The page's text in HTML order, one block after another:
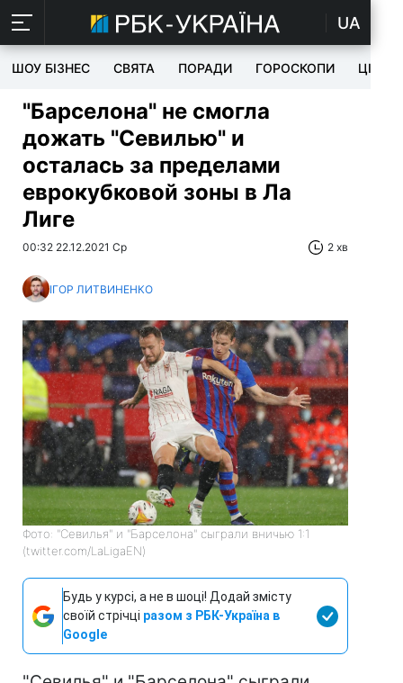
UA
ШОУ БІЗНЕС СВЯТА ПОРАДИ ГОРОСКОПИ ЦІКАВЕ
"Барселона" не смогла
дожать "Севилью" и
осталась за пределами
еврокубковой зоны в Ла
Лиге
00:32 22.12.2021 Ср 2 хв
ІГОР ЛИТВИНЕНКО
Фото: "Севилья" и "Барселона" сыграли вничью 1:1
(twitter.com/LaLigaEN)
Будь у курсі, а не в шоці! Додай змісту
своїй стрічці разом з РБК-Україна в
Google